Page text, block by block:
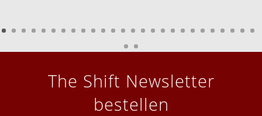
The Shift Newsletter
bestellen